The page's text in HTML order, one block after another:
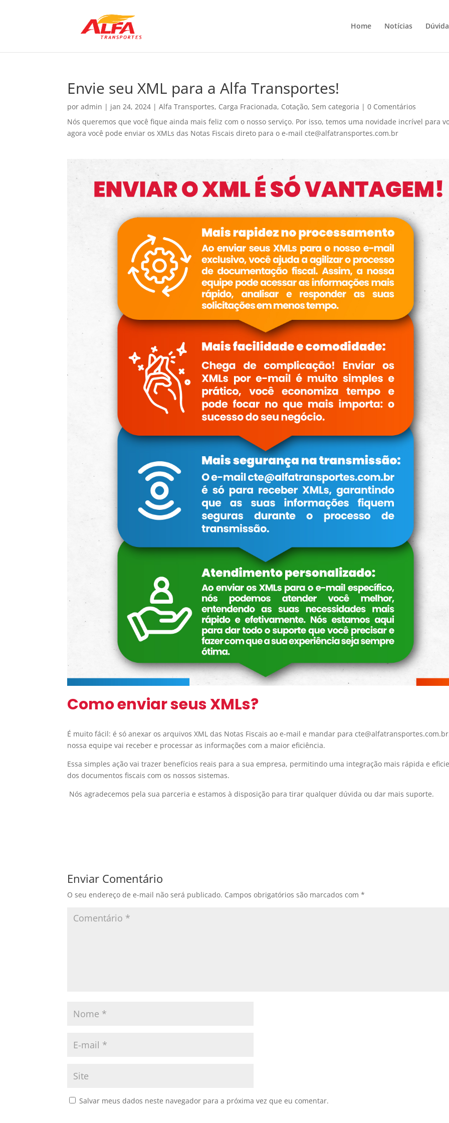
Home Notícias
Envie seu XML para a Alfa Transportes!
poradmin | jan 24, 2024 |Alfa Transportes, Carga Fracionada, Cotação,Sem categoria |0 Comentários
Nós queremos que você fique ainda mais feliz com o nosso serviço. Por isso, temos uma novidade incrível para
agora você pode enviar os XMLs das Notas Fiscais direto para o e-mail cte@alfatransportes.com.br
Como enviar seus XMLs?
É muito fácil: é só anexar os arquivos XML das Notas Fiscais ao e-mail e mandar para
nossa equipe vai receber e processar as informações com a maior eficiência.
Essa simples ação vai trazer benefícios reais para a sua empresa, permitindo uma integração mais rápida e
dos documentos fiscais com os nossos sistemas.
Nós agradecemos pela sua parceria e estamos à disposição para tirar qualquer dúvida ou dar mais suporte.
Enviar Comentário
O seu endereço de e-mail não será publicado. Campos obrigatórios são marcados com*
Salvar meus dados neste navegador para a próxima vez que eu comentar.